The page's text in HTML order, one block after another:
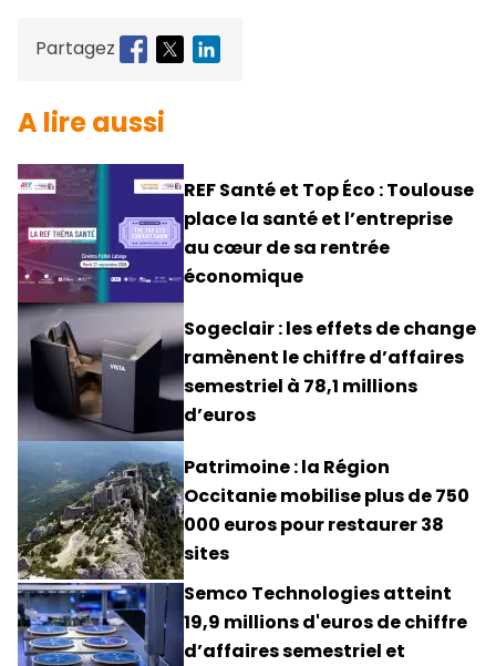
Partagez
A lire aussi
REF Santé et Top Éco : Toulouse
place la santé et l’entreprise
au cœur de sa rentrée
économique
Sogeclair : les effets de change
ramènent le chiffre d’affaires
semestriel à 78,1 millions
d’euros
Patrimoine : la Région
Occitanie mobilise plus de 750
000 euros pour restaurer 38
sites
Semco Technologies atteint
19,9 millions d'euros de chiffre
d’affaires semestriel et